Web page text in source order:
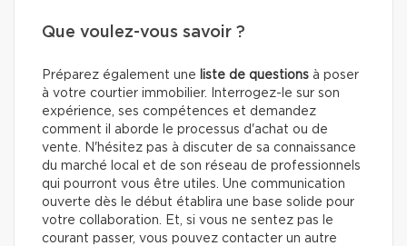
Que voulez-vous savoir ?
Préparez également une liste de questions à poser
à votre courtier immobilier. Interrogez-le sur son
expérience, ses compétences et demandez
comment il aborde le processus d'achat ou de
vente. N'hésitez pas à discuter de sa connaissance
du marché local et de son réseau de professionnels
qui pourront vous être utiles. Une communication
ouverte dès le début établira une base solide pour
votre collaboration. Et, si vous ne sentez pas le
courant passer, vous pouvez contacter un autre